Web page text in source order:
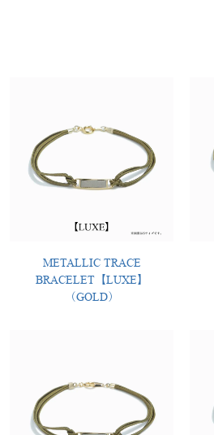
METALLIC TRACE
BRACELET【LUXE】
（GOLD）